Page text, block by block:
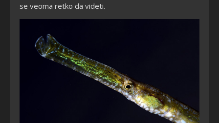
se veoma retko da videti.